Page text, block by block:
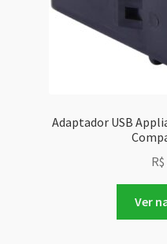
Adaptador USB
R$
Ver